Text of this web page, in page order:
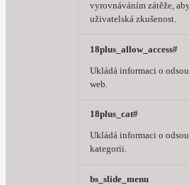
vyrovnáváním zátěže,
uživatelská zkušenost.
18plus_allow_access#
Ukládá informaci o
web.
18plus_cat#
Ukládá informaci o
kategorii.
bs_slide_menu